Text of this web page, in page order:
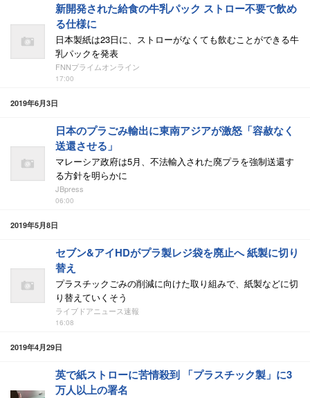
新開発された給食の牛乳パック ストロー不要で飲め
る仕様に
日本製紙は23日に、ストローがなくても飲むことができる牛
乳パックを発表
FNNプライムオンライン
17:00
2019年6月3日
日本のプラごみ輸出に東南アジアが激怒「容赦なく
送還させる」
マレーシア政府は5月、不法輸入された廃プラを強制送還す
る方針を明らかに
JBpress
06:00
2019年5月8日
セブン&アイHDがプラ製レジ袋を廃止へ 紙製に切り
替え
プラスチックごみの削減に向けた取り組みで、紙製などに切
り替えていくそう
ライブドアニュース速報
16:08
2019年4月29日
英で紙ストローに苦情殺到 「プラスチック製」に3
万人以上の署名